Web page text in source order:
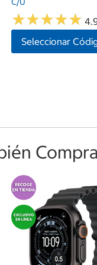
★★★★★
★★★★★
Seleccionar